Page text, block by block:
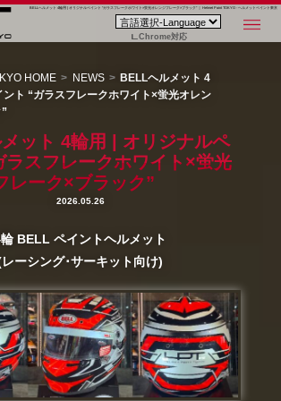
BELLヘルメット 4輪用 | オリジナルペイント “ガラスフレークホワイト×蛍光オレンジフレーク×ブラック” ｜ Helmet Paint TOKYO - ヘルメットペイント東京
Chrome対応
HOME NEWS
BELLヘルメット 4
ト “ガラスフレークホワイト×蛍光オレン
ット 4輪用 | オリジナルペ
ラスフレークホワイト×蛍光
レーク×ブラック”
2026.05.26
BELL ペイントヘルメット
ーシング･サーキット向け)